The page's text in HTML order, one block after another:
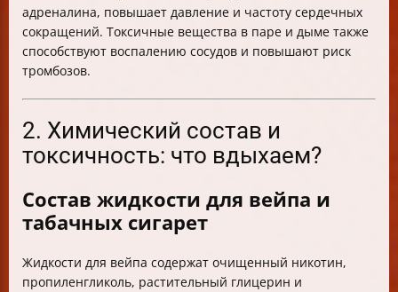
адреналина, повышает давление и частоту сердечных
сокращений. Токсичные вещества в паре и дыме также
способствуют воспалению сосудов и повышают риск
тромбозов.
2. Химический состав и
токсичность: что вдыхаем?
Состав жидкости для вейпа и
табачных сигарет
Жидкости для вейпа содержат очищенный никотин,
пропиленгликоль, растительный глицерин и